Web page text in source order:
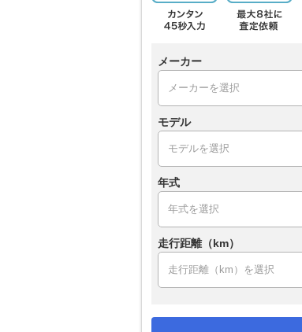
メーカー
モデル
年式
走行距離（km）